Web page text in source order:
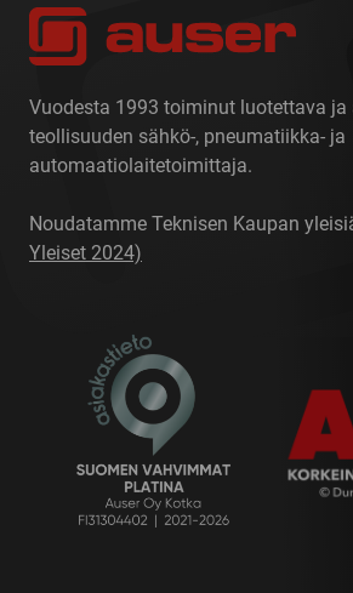
Vuodesta 1993 toiminut luotettava ja
teollisuuden sähkö-, pneumatiikka- ja
automaatiolaitetoimittaja.
Noudatamme Teknisen Kaupan
Yleiset 2024)